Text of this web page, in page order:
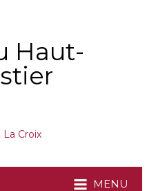
Haut-
Croix
MENU